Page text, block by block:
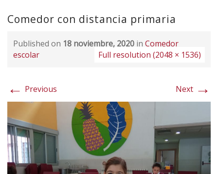
Comedor con distancia primaria
Published on 18 noviembre, 2020 in Comedor
escolar
Full resolution (2048 × 1536)
← Previous Next →